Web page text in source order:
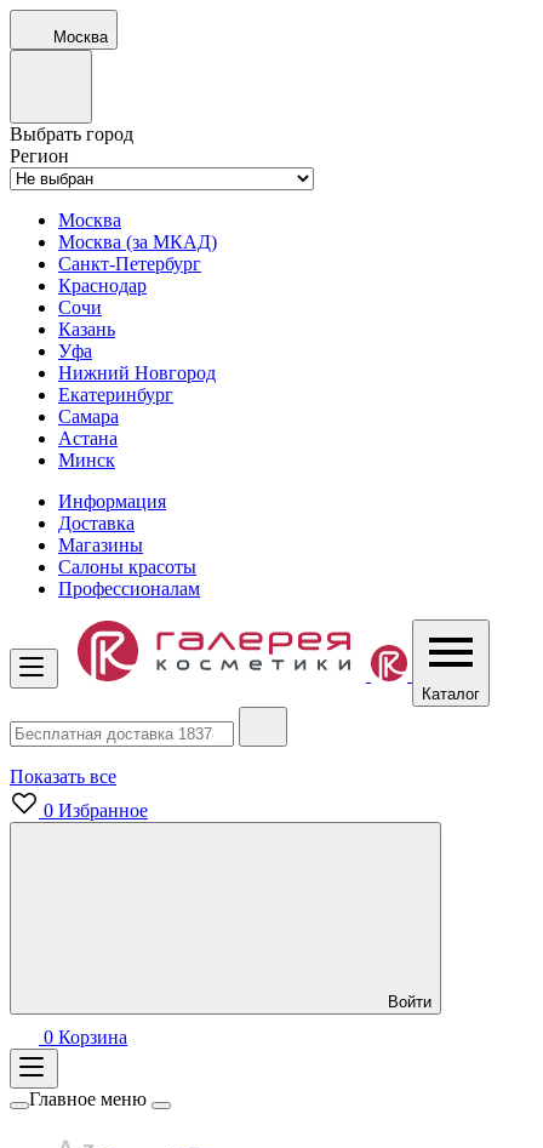
Москва
Выбрать город
Регион
Москва
Москва (за МКАД)
Санкт-Петербург
Краснодар
Сочи
Казань
Уфа
Нижний Новгород
Екатеринбург
Самара
Астана
Минск
Информация
Доставка
Магазины
Салоны красоты
Профессионалам
Каталог
Показать все
0 Избранное
Войти
0 Корзина
Главное меню